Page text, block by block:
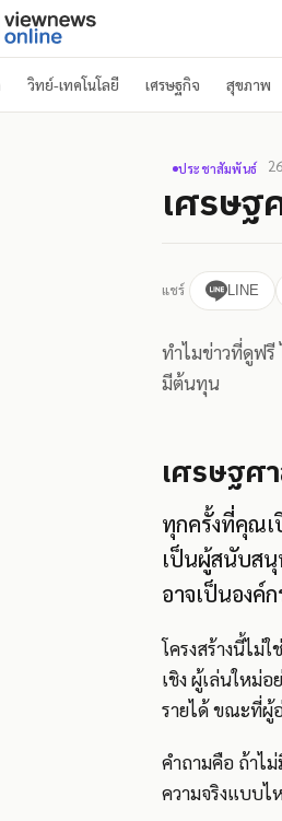
วิทย์-เทคโนโลยี เศรษฐกิจ สุขภาพ
ประชาสัมพันธ์
เศรษฐ
แชร์ LINE
ทำไมข่าวที่ดูฟรี
มีต้นทุน
เศรษฐศ
ทุกครั้งที่คุณเ
เป็นผู้สนับส
อาจเป็นองค์
โครงสร้างนี้ไม่
เชิง ผู้เล่นใหม่
รายได้ ขณะที่ผู้
คำถามคือ ถ้าไม่
ความจริงแบบ